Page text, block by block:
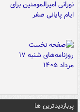
پربازدیدترین ها